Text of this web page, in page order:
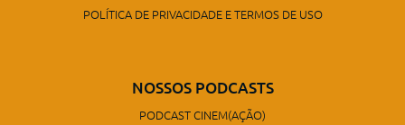
POLÍTICA DE PRIVACIDADE E TERMOS DE USO
NOSSOS PODCASTS
PODCAST CINEM(AÇÃO)